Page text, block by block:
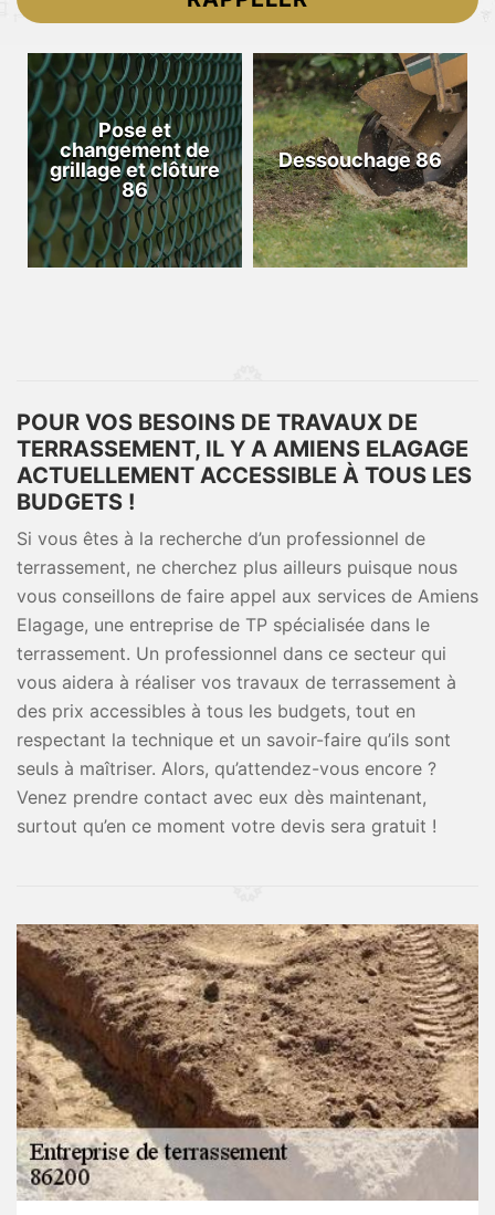
Pose et
changement de
grillage et clôture
86
Dessouchage 86
POUR VOS BESOINS DE TRAVAUX DE
TERRASSEMENT, IL Y A AMIENS ELAGAGE
ACTUELLEMENT ACCESSIBLE À TOUS LES
BUDGETS !
Si vous êtes à la recherche d’un professionnel de
terrassement, ne cherchez plus ailleurs puisque nous
vous conseillons de faire appel aux services de Amiens
Elagage, une entreprise de TP spécialisée dans le
terrassement. Un professionnel dans ce secteur qui
vous aidera à réaliser vos travaux de terrassement à
des prix accessibles à tous les budgets, tout en
respectant la technique et un savoir-faire qu’ils sont
seuls à maîtriser. Alors, qu’attendez-vous encore ?
Venez prendre contact avec eux dès maintenant,
surtout qu’en ce moment votre devis sera gratuit !